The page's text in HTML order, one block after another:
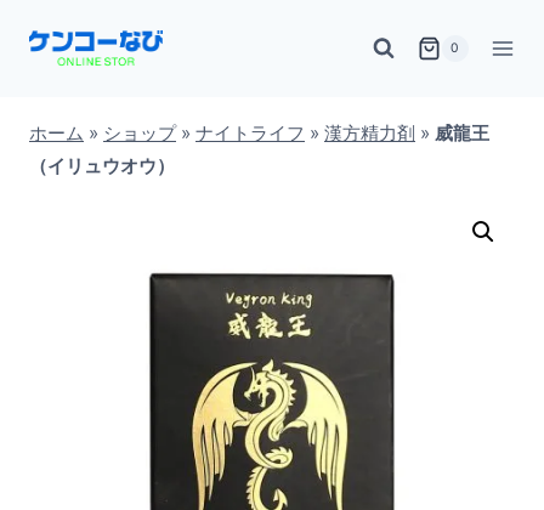
0
ホーム » ショップ» ナイトライフ » 漢方精力剤 » 威龍王
（イリュウオウ）